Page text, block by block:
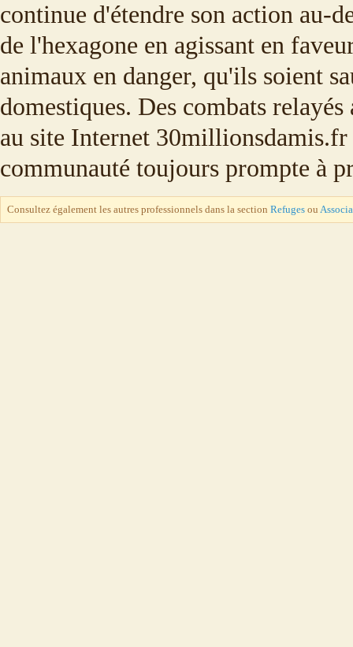
continue d'étendre son action au-
de l'hexagone en agissant en
animaux en danger, qu'ils soient
domestiques. Des combats
au site Internet 30millionsdamis.fr
communauté toujours prompte à
Consultez également les autres professionnels dans la section Refuges ou